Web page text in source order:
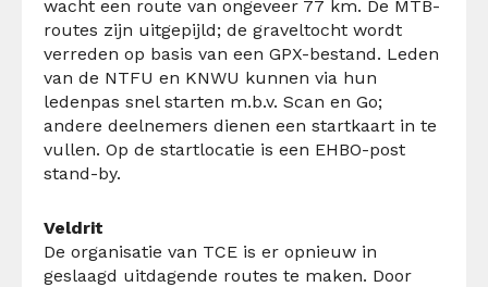
wacht een route van ongeveer 77 km. De MTB-
routes zijn uitgepijld; de graveltocht wordt
verreden op basis van een GPX-bestand. Leden
van de NTFU en KNWU kunnen via hun
ledenpas snel starten m.b.v. Scan en Go;
andere deelnemers dienen een startkaart in te
vullen. Op de startlocatie is een EHBO-post
stand-by.
Veldrit
De organisatie van TCE is er opnieuw in
geslaagd uitdagende routes te maken. Door